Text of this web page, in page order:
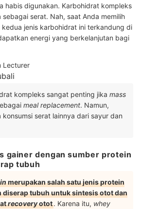
habis digunakan. Karbohidrat kompleks
serat. Nah, saat Anda memilih
kedua jenis karbohidrat ini terkandung di
energi yang berkelanjutan bagi
Lecturer
kompleks sangat penting jika mass
meal replacement. Namun,
konsumsi serat lainnya dari sayur dan
gainer dengan sumber protein
tubuh
merupakan salah satu jenis protein
diserap tubuh untuk sintesis otot dan
recoveryotot. Karena itu, whey